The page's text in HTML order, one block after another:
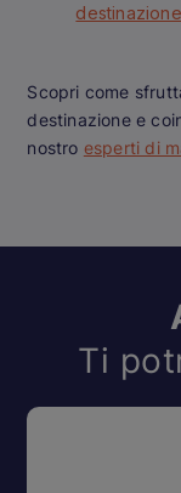
destinazione
Scopri come
destinazione e
nostro esperti di
Ti